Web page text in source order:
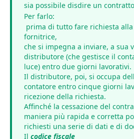
sia possibile disdire un
Per farlo:
prima di tutto fare richiesta
fornitrice,
che si impegna a inviare, a sua
distributore (che gestisce il
luce) entro due giorni lavorativi.
Il distributore, poi, si occupa
contatore entro cinque giorni
ricezione della richiesta.
Affinché la cessazione del
maniera più rapida e corretta
richiesti una serie di dati e di
Il codice fiscale